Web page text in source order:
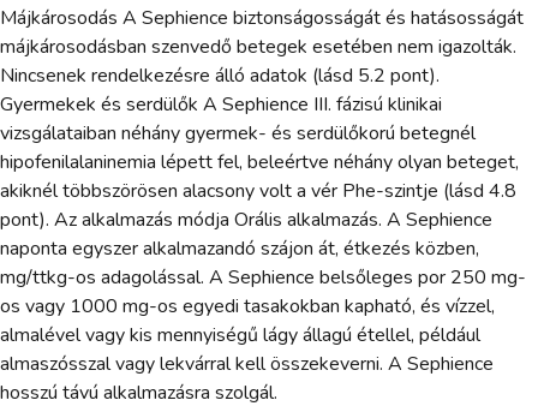
Májkárosodás A Sephience biztonságosságát és hatásosságát
májkárosodásban szenvedő betegek esetében nem igazolták.
Nincsenek rendelkezésre álló adatok (lásd 5.2 pont).
Gyermekek és serdülők A Sephience III. fázisú klinikai
vizsgálataiban néhány gyermek- és serdülőkorú betegnél
hipofenilalaninemia lépett fel, beleértve néhány olyan beteget,
akiknél többszörösen alacsony volt a vér Phe-szintje (lásd 4.8
pont). Az alkalmazás módja Orális alkalmazás. A Sephience
naponta egyszer alkalmazandó szájon át, étkezés közben,
mg/ttkg-os adagolással. A Sephience belsőleges por 250 mg-
os vagy 1000 mg-os egyedi tasakokban kapható, és vízzel,
almalével vagy kis mennyiségű lágy állagú étellel, például
almaszósszal vagy lekvárral kell összekeverni. A Sephience
hosszú távú alkalmazásra szolgál.